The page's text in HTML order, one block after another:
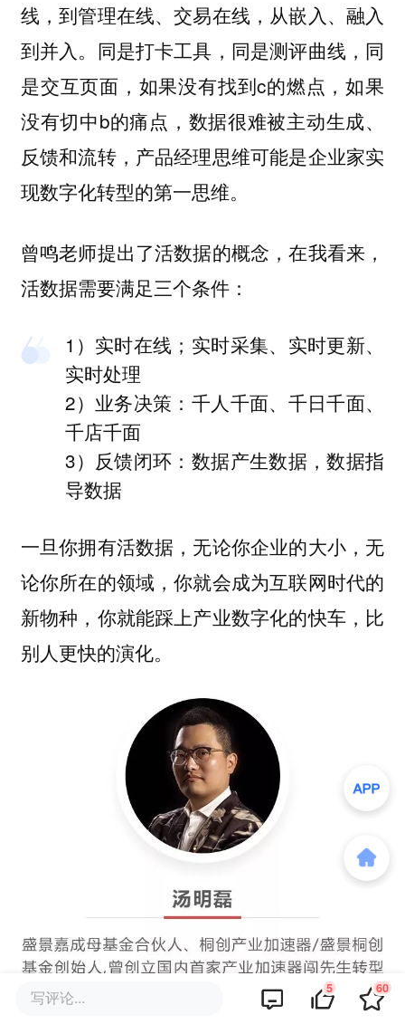
线，到管理在线、交易在线，从嵌入、融入
到并入。同是打卡工具，同是测评曲线，同
是交互页面，如果没有找到c的燃点，如果
没有切中b的痛点，数据很难被主动生成、
反馈和流转，产品经理思维可能是企业家实
现数字化转型的第一思维。
曾鸣老师提出了活数据的概念，在我看来，
活数据需要满足三个条件：
1）实时在线；实时采集、实时更新、
实时处理
2）业务决策：千人千面、千日千面、
千店千面
3）反馈闭环：数据产生数据，数据指
导数据
一旦你拥有活数据，无论你企业的大小，无
论你所在的领域，你就会成为互联网时代的
新物种，你就能踩上产业数字化的快车，比
别人更快的演化。
写评论... 5 60